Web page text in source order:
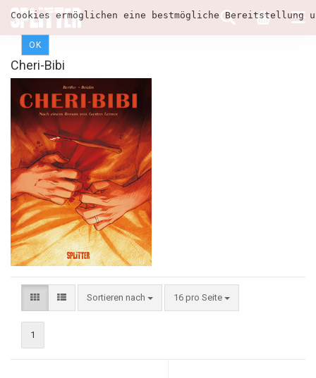
Cookies ermöglichen eine bestmögliche
OK
Cheri-Bibi
Sortieren nach 16 pro Seite
1